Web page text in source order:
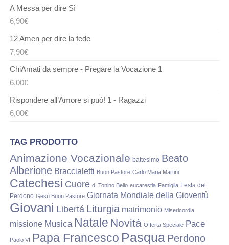
A Messa per dire Sì
6,90€
12 Amen per dire la fede
7,90€
ChiAmati da sempre - Pregare la Vocazione 1
6,00€
Rispondere all’Amore si può! 1 - Ragazzi
6,00€
TAG PRODOTTO
Animazione Vocazionale battesimo Beato
Alberione Braccialetti Buon Pastore Carlo Maria Martini
Catechesi Cuore d. Tonino Bello eucarestia Famiglia Festa del
Perdono Gesù Buon Pastore Giornata Mondiale della Gioventù
Giovani Libertá Liturgia matrimonio Misericordia
missione Musica Natale Novità Offerta Speciale Pace
Paolo VI Papa Francesco Pasqua Perdono